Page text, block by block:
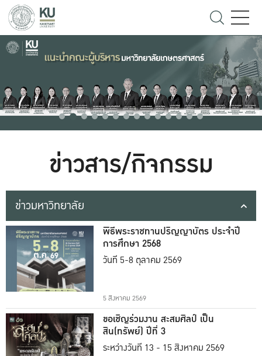
ข่าวสาร/กิจกรรม
ข่าวมหาวิทยาลัย
พิธีพระราชทานปริญญาบัตร ประจำปี
การศึกษา 2568
วันที่ 5-8 ตุลาคม 2569
5 สิงหาคม 2569
ขอเชิญร่วมงาน สะสมศิลป์ เป็น
สิน(ทรัพย์) ปีที่ 3
ระหว่างวันที่ 13 - 15 สิงหาคม 2569